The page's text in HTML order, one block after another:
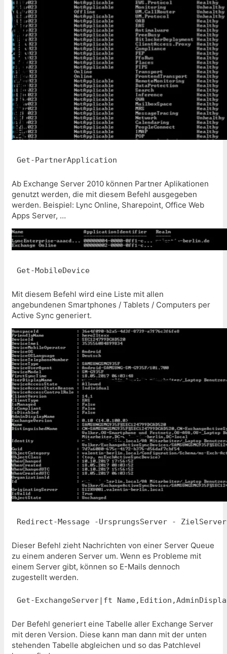
Get-PartnerApplication
Ab Exchange Server 2010 können Partner Aplikationen
genutzt werden, die mit diesem Befehl ausgegeben
werden. Beispiel: Lync Online, Sharepoint, Office Web
Apps Server, …
Get-MobileDevice
Mit diesem Befehl wird eine Liste mit allen
angebundenen Smartphones / Tablets / Computers per
Active Sync generiert.
Redirect-Message -UrsprungsServer - ZielServer
Dieser Befehl zieht Nachrichten von einer Server Queue
zu einem anderen Server um. Wenn es Probleme mit
einem Server gibt, können so E-Mails dennoch
zugestellt werden.
Get-ExchangeServer|ft
Der Befehl generiert eine Tabelle aller Exchange Server
mit deren Version. Diese kann man dann mit der unten
stehenden Tabelle abgleichen und so das Patchlevel